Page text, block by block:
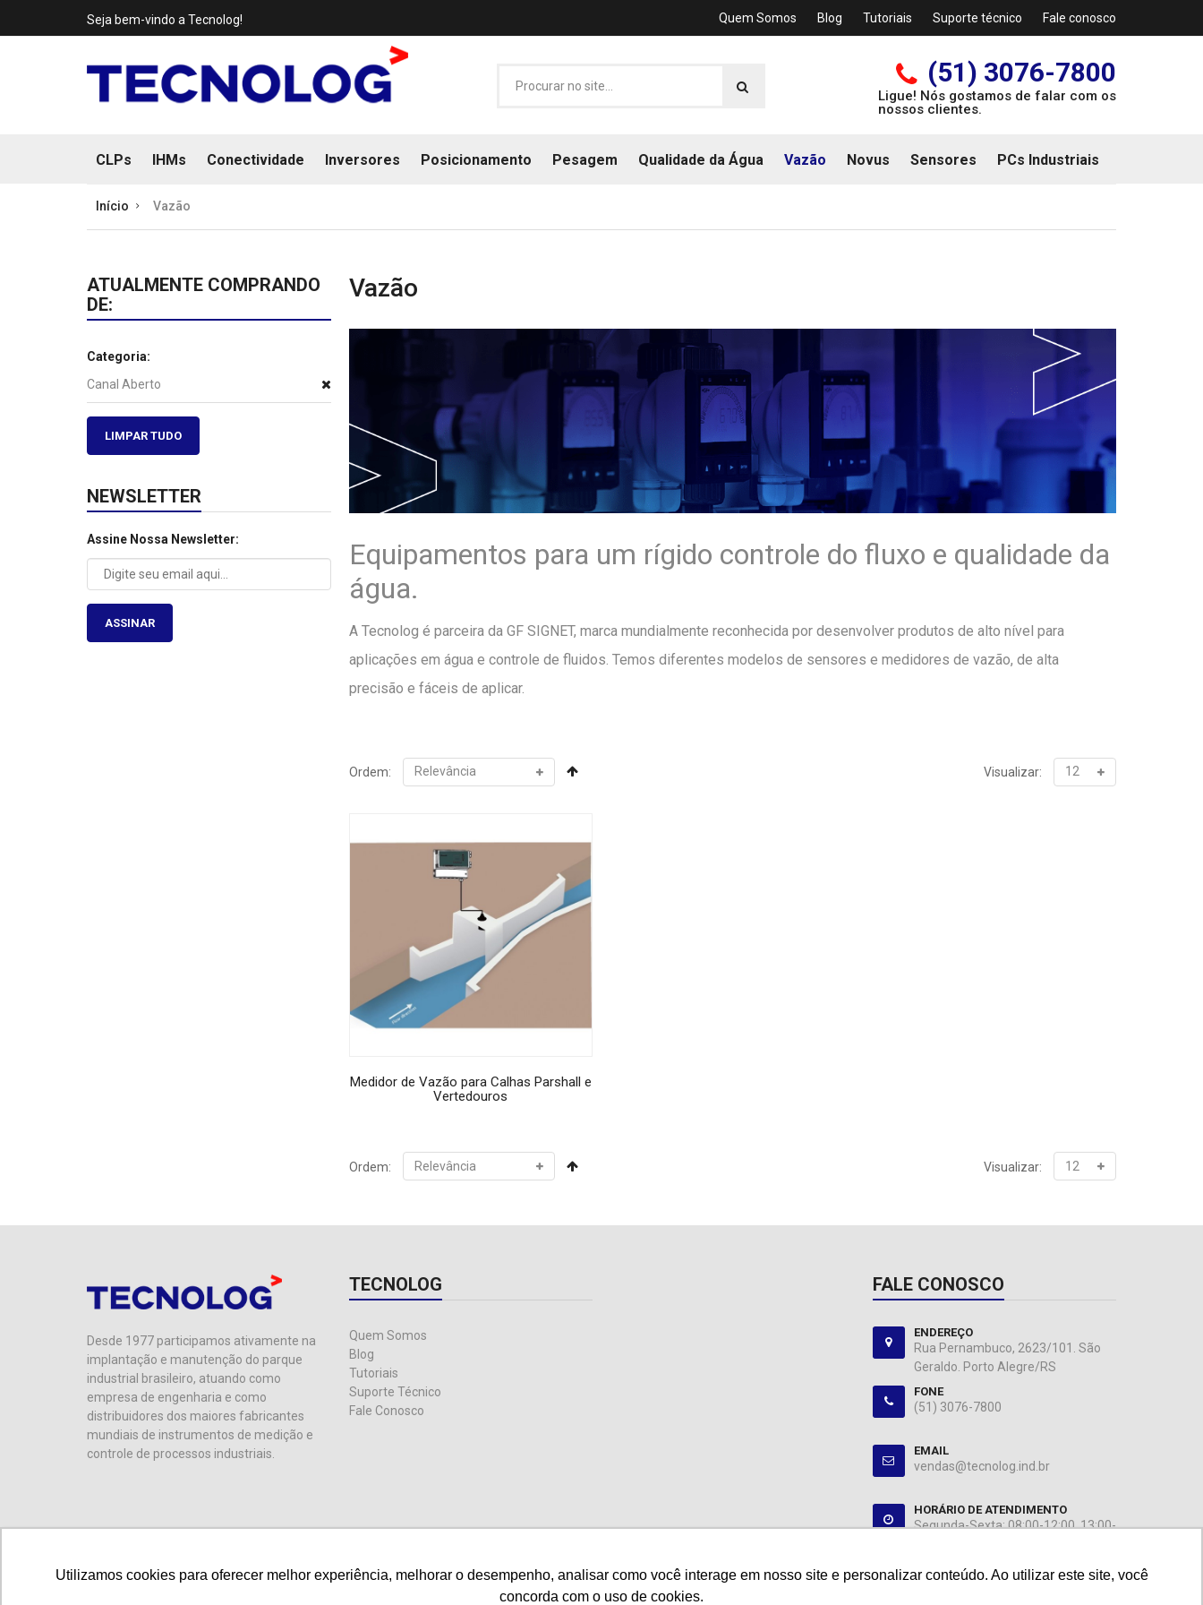
Utilizamos cookies para oferecer melhor experiência, melhorar o desempenho, analisar como você interage em nosso site e personalizar conteúdo. Ao utilizar este site, você
concorda com o uso de cookies.
Utilizamos cookies para oferecer melhor experiência, melhorar o desempenho, analisar como você interage em nosso site e personalizar conteúdo. Ao utilizar este site, você
concorda com o uso de cookies.
Seja bem-vindo a Tecnolog! Quem Somos Blog Tutoriais Suporte técnico Fale conosco
(51) 3076-7800
Ligue! Nós gostamos de falar com os
nossos clientes.
CLPs IHMs Conectividade Inversores Posicionamento Pesagem Qualidade da Água Vazão Novus Sensores PCs Industriais
Início Vazão
ATUALMENTE COMPRANDO
DE:
Categoria:
Canal Aberto
LIMPAR TUDO
NEWSLETTER
Assine Nossa Newsletter:
ASSINAR
Vazão
Equipamentos para um rígido controle do fluxo e qualidade da
água.
A Tecnolog é parceira da GF SIGNET, marca mundialmente reconhecida por desenvolver produtos de alto nível para
aplicações em água e controle de fluidos. Temos diferentes modelos de sensores e medidores de vazão, de alta
precisão e fáceis de aplicar.
Ordem: Visualizar:
Medidor de Vazão para Calhas Parshall e
Vertedouros
Ordem: Visualizar:
Desde 1977 participamos ativamente na
implantação e manutenção do parque
industrial brasileiro, atuando como
empresa de engenharia e como
distribuidores dos maiores fabricantes
mundiais de instrumentos de medição e
controle de processos industriais.
TECNOLOG
Quem Somos
Blog
Tutoriais
Suporte Técnico
Fale Conosco
FALE CONOSCO
ENDEREÇO
Rua Pernambuco, 2623/101. São
Geraldo. Porto Alegre/RS
FONE
(51) 3076-7800
EMAIL
vendas@tecnolog.ind.br
HORÁRIO DE ATENDIMENTO
Segunda-Sexta: 08:00-12:00, 13:00-